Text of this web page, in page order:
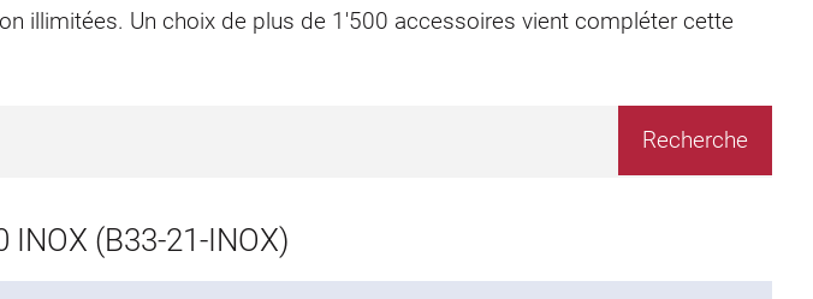
illimitées. Un choix de plus de 1'500 accessoires vient compléter cette
INOX (B33-21-INOX)